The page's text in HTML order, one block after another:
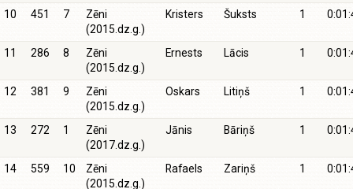
10 451 7
Zēni
(2015.dz.g.)
Kristers Šuksts 1
11 286 8
Zēni
(2015.dz.g.)
Ernests Lācis 1
12 381 9
Zēni
(2015.dz.g.)
Oskars Litiņš 1
13 272 1
Zēni
(2017.dz.g.)
Jānis Bāriņš 1
14 559 10
Zēni
(2015.dz.g.)
Rafaels Zariņš 1